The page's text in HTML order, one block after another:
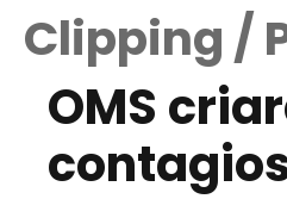
Clipping /
OMS